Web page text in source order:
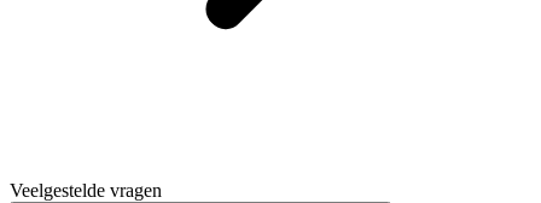
Veelgestelde vragen